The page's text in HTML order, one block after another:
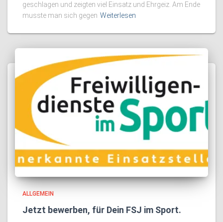
geschlagen und zeigten viel Einsatz und Ehrgeiz. Am Ende
musste man sich gegen Weiterlesen
ALLGEMEIN
Jetzt bewerben, für Dein FSJ im Sport.